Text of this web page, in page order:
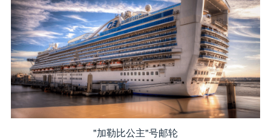
"加勒比公主"号邮轮